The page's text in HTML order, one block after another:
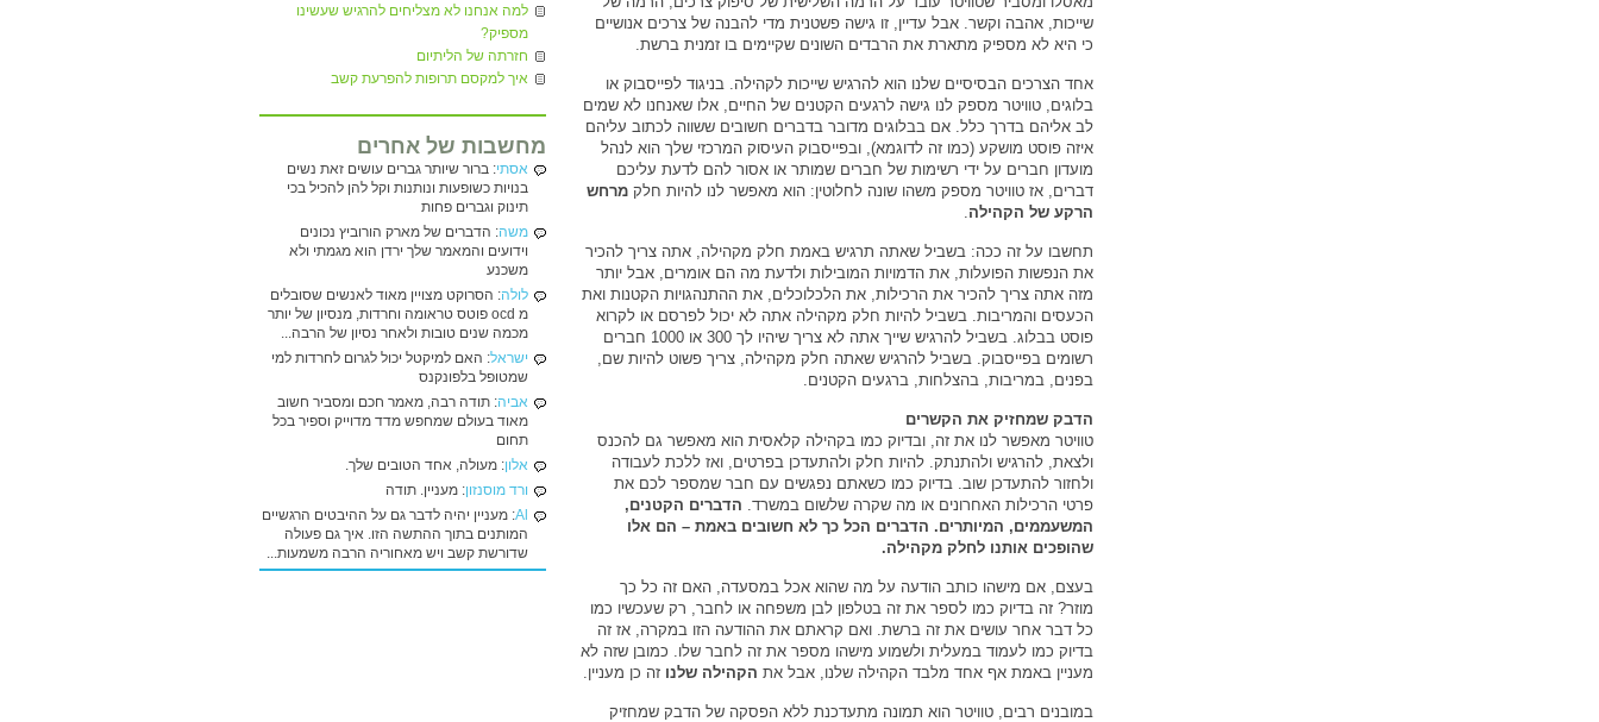
שייכות, אהבה וקשר. אבל עדיין, זו גישה פשטנית מדי להבנה של צרכים אנושיים
כי היא לא מספיק מתארת את הרבדים השונים שקיימים בו זמנית ברשת.
אחד הצרכים הבסיסיים שלנו הוא להרגיש שייכות לקהילה. בניגוד לפייסבוק או
בלוגים, טוויטר מספק לנו גישה לרגעים הקטנים של החיים, אלו שאנחנו לא שמים
לב אליהם בדרך כלל. אם בבלוגים מדובר בדברים חשובים ששווה לכתוב עליהם
איזה פוסט מושקע (כמו זה לדוגמא), ובפייסבוק העיסוק המרכזי שלך הוא לנהל
מועדון חברים על ידי רשימות של חברים שמותר או אסור להם לדעת עליכם
דברים, אז טוויטר מספק משהו שונה לחלוטין: הוא מאפשר לנו להיות חלק מרחש
הרקע של הקהילה.
תחשבו על זה ככה: בשביל שאתה תרגיש באמת חלק מקהילה, אתה צריך להכיר
את הנפשות הפועלות, את הדמויות המובילות ולדעת מה הם אומרים, אבל יותר
מזה אתה צריך להכיר את הרכילות, את הלכלוכלים, את ההתנהגויות הקטנות ואת
הכעסים והמריבות. בשביל להיות חלק מקהילה אתה לא יכול לפרסם או לקרוא
פוסט בבלוג. בשביל להרגיש שייך אתה לא צריך שיהיו לך 300 או 1000 חברים
רשומים בפייסבוק. בשביל להרגיש שאתה חלק מקהילה, צריך פשוט להיות שם,
בפנים, במריבות, בהצלחות, ברגעים הקטנים.
הדבק שמחזיק את הקשרים
טוויטר מאפשר לנו את זה, ובדיוק כמו בקהילה קלאסית הוא מאפשר גם להכנס
ולצאת, להרגיש ולהתנתק. להיות חלק ולהתעדכן בפרטים, ואז ללכת לעבודה
ולחזור להתעדכן שוב. בדיוק כמו כשאתם נפגשים עם חבר שמספר לכם את
פרטי הרכילות האחרונים או מה שקרה שלשום במשרד. הדברים הקטנים,
המשעממים, המיותרים. הדברים הכל כך לא חשובים באמת – הם אלו
שהופכים אותנו לחלק מקהילה.
בעצם, אם מישהו כותב הודעה על מה שהוא אכל במסעדה, האם זה כל כך
מוזר? זה בדיוק כמו לספר את זה בטלפון לבן משפחה או לחבר, רק שעכשיו כמו
כל דבר אחר עושים את זה ברשת. ואם קראתם את ההודעה הזו במקרה, אז זה
בדיוק כמו לעמוד במעלית ולשמוע מישהו מספר את זה לחבר שלו. כמובן שזה לא
מעניין באמת אף אחד מלבד הקהילה שלנו, אבל את הקהילה שלנו זה כן מעניין.
במובנים רבים, טוויטר הוא תמונה מתעדכנת ללא הפסקה של הדבק שמחזיק
למה אנחנו לא מצליחים להרגיש שעשינו
מספיק?
חזרתה של הליתיום
איך למקסם תרופות להפרעת קשב
מחשבות של אחרים
אסתי: ברור שיותר גברים עושים זאת נשים
בנויות כשופעות ונותנות וקל להן להכיל בכי
תינוק וגברים פחות
משה: הדברים של מארק הורוביץ נכונים
וידועים והמאמר שלך ירדן הוא מגמתי ולא
משכנע
לולה: הסרוקט מצויין מאוד לאנשים שסובלים
מ ocd פוטס טראומה וחרדות, מנסיון של יותר
מכמה שנים טובות ולאחר נסיון של הרבה...
ישראל: האם למיקטל יכול לגרום לחרדות למי
שמטופל בלפונקנס
אביה: תודה רבה, מאמר חכם ומסביר חשוב
מאוד בעולם שמחפש מדד מדוייק וספיר בכל
תחום
אלון: מעולה, אחד הטובים שלך.
ורד מוסנזון: מעניין. תודה
Al: מעניין יהיה לדבר גם על ההיבטים הרגשיים
המותנים בתוך ההתשה הזו. איך גם פעולה
שדורשת קשב ויש מאחוריה הרבה משמעות...